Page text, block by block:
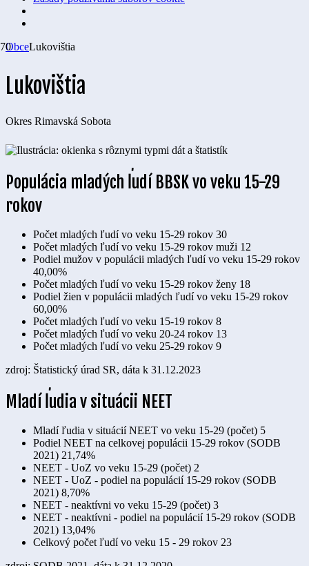
ObceLukovištia
Lukovištia
Okres Rimavská Sobota
Populácia mladých ľudí BBSK vo veku 15-29
rokov
Počet mladých ľudí vo veku 15-29 rokov 30
Počet mladých ľudí vo veku 15-29 rokov muži 12
Podiel mužov v populácii mladých ľudí vo veku 15-29 rokov
40,00%
Počet mladých ľudí vo veku 15-29 rokov ženy 18
Podiel žien v populácii mladých ľudí vo veku 15-29 rokov
60,00%
Počet mladých ľudí vo veku 15-19 rokov 8
Počet mladých ľudí vo veku 20-24 rokov 13
Počet mladých ľudí vo veku 25-29 rokov 9
zdroj: Štatistický úrad SR, dáta k 31.12.2023
Mladí ľudia v situácii NEET
Mladí ľudia v situácií NEET vo veku 15-29 (počet) 5
Podiel NEET na celkovej populácii 15-29 rokov (SODB
2021) 21,74%
NEET - UoZ vo veku 15-29 (počet) 2
NEET - UoZ - podiel na populácií 15-29 rokov (SODB
2021) 8,70%
NEET - neaktívni vo veku 15-29 (počet) 3
NEET - neaktívni - podiel na populácií 15-29 rokov (SODB
2021) 13,04%
Celkový počet ľudí vo veku 15 - 29 rokov 23